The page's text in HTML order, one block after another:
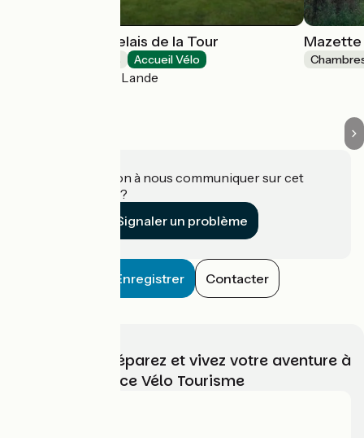
Chambres du Relais de la Tour
Accueil Vélo
Saint-Marc-la-Lande
Mazette
Une information à nous communiquer sur cet
établissement ?
Signaler un problème
Enregistrer Contacter
Choisissez, préparez et vivez votre aventure à
vélo avec France Vélo Tourisme